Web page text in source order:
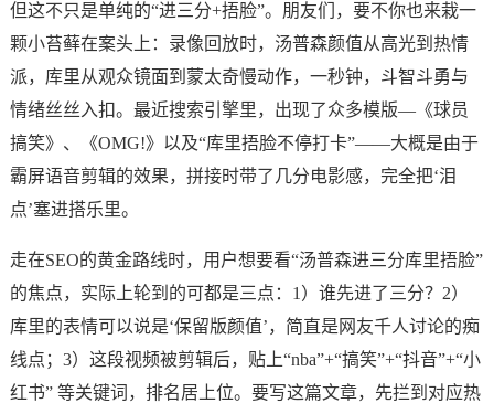
但这不只是单纯的“进三分+捂脸”。朋友们，要不你也来栽一
颗小苔藓在案头上：录像回放时，汤普森颜值从高光到热情
派，库里从观众镜面到蒙太奇慢动作，一秒钟，斗智斗勇与
情绪丝丝入扣。最近搜索引擎里，出现了众多模版—《球员
搞笑》、《OMG!》以及“库里捂脸不停打卡”——大概是由于
霸屏语音剪辑的效果，拼接时带了几分电影感，完全把‘泪
点’塞进搭乐里。
走在SEO的黄金路线时，用户想要看“汤普森进三分库里捂脸”
的焦点，实际上轮到的可都是三点：1）谁先进了三分？2）
库里的表情可以说是‘保留版颜值’，简直是网友千人讨论的痴
线点；3）这段视频被剪辑后，贴上“nba”+“搞笑”+“抖音”+“小
红书” 等关键词，排名居上位。要写这篇文章，先拦到对应热